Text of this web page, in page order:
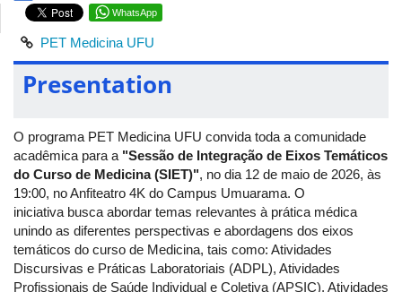
WhatsApp
PET Medicina UFU
Presentation
O programa PET Medicina UFU convida toda a comunidade
acadêmica para a "Sessão de Integração de Eixos Temáticos
do Curso de Medicina (SIET)", no dia 12 de maio de 2026, às
19:00, no Anfiteatro 4K do Campus Umuarama. O
iniciativa busca abordar temas relevantes à prática médica
unindo as diferentes perspectivas e abordagens dos eixos
temáticos do curso de Medicina, tais como: Atividades
Discursivas e Práticas Laboratoriais (ADPL), Atividades
Profissionais de Saúde Individual e Coletiva (APSIC), Atividades